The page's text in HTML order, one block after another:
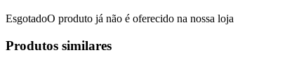
EsgotadoO produto já não é oferecido na nossa loja
Produtos similares